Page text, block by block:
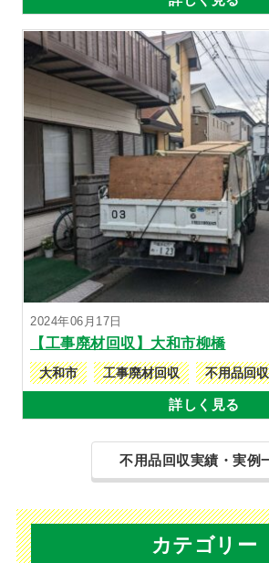
2024年06月17日
【工事廃材回収】大和市柳橋
大和市 工事廃材回収 不用品回収
詳しく見る
不用品回収実績・実例
カテゴリー